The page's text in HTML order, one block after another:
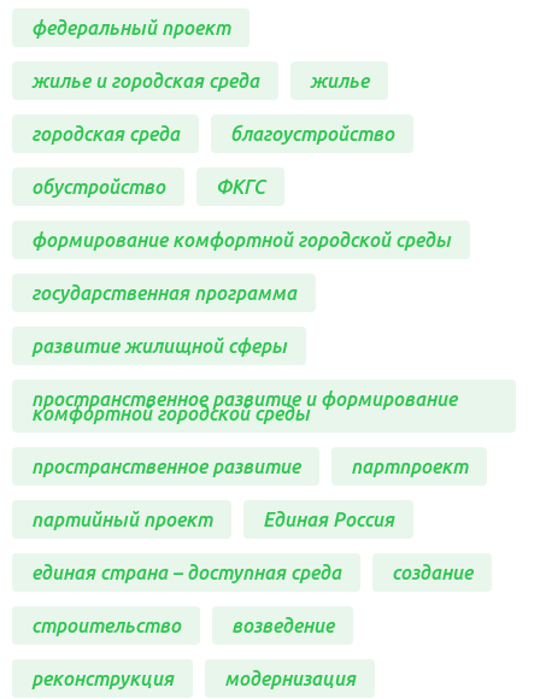
федеральный проект
жилье и городская среда жилье
городская среда благоустройство
обустройство ФКГС
формирование комфортной городской среды
государственная программа
развитие жилищной сферы
пространственное развитие и формирование
комфортной городской среды
пространственное развитие партпроект
партийный проект Единая Россия
единая страна – доступная среда создание
строительство возведение
реконструкция модернизация